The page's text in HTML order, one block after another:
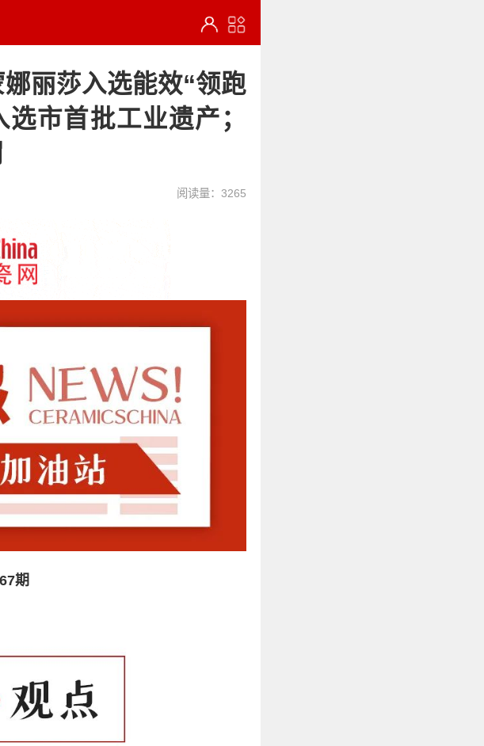
丽莎入选能效“领跑
市首批工业遗产；
阅读量：3265
期